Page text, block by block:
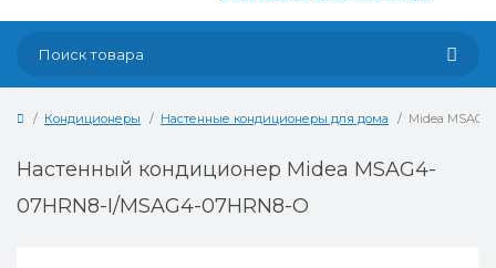
Кондиционеры Настенные кондиционеры для дома Midea
Настенный кондиционер Midea MSAG4-
07HRN8-I/MSAG4-07HRN8-O